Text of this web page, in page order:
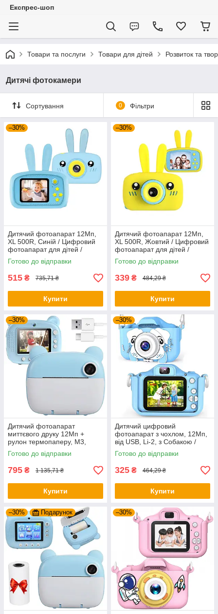
Експрес-шоп
Товари та послуги Товари для дітей Розвиток та
Дитячі фотокамери
Сортування 0 Фільтри
–30%
Дитячий фотоапарат 12Мп,
XL 500R, Синій / Цифровий
фотоапарат для дітей /
Фотокамера дитяча
Готово до відправки
515 ₴ 735,71 ₴
Купити
–30%
Дитячий фотоапарат 12Мп,
XL 500R, Жовтий / Цифровий
фотоапарат для дітей /
Фотокамера дитяча
Готово до відправки
339 ₴ 484,29 ₴
Купити
–30%
Дитячий фотоапарат
миттєвого друку 12Мп +
рулон термопаперу, M3,
Блакитний / Цифровий
фотоапарат для дітей
Готово до відправки
795 ₴ 1 135,71 ₴
Купити
–30%
Дитячий цифровий
фотоапарат з чохлом, 12Мп,
від USB, Li-2, з Собакою /
Фотоапарат для дітей /
Фотокамера дитяча
Готово до відправки
325 ₴ 464,29 ₴
Купити
–30% Подарунок –30%